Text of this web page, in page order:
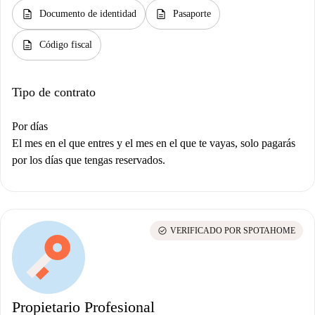
description Documento de identidad description Pasaporte
description Código fiscal
Tipo de contrato
Por días
El mes en el que entres y el mes en el que te vayas, solo pagarás
por los días que tengas reservados.
Propietario Profesional
check_circle VERIFICADO POR SPOTAHOME